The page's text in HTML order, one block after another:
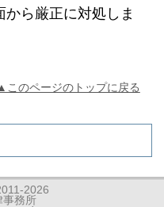
ら厳正に対処しま
このページのトップに戻る
2026
事務所